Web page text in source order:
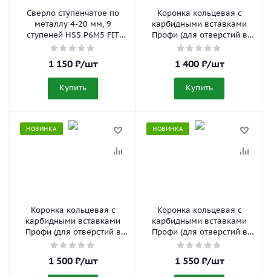
Сверло ступенчатое по
металлу 4-20 мм, 9
ступеней HSS P6M5 FIT
36395
1 150₽/шт
Купить
Коронка кольцевая с
карбидными вставками
Профи (для отверстий в
нержавеющей стали) 50
1 400₽/шт
Купить
НОВИНКА
Коронка кольцевая с
карбидными вставками
Профи (для отверстий в
нержавеющей стали) 60
1 500₽/шт
НОВИНКА
Коронка кольцевая с
карбидными вставками
Профи (для отверстий в
нержавеющей стали) 64
1 550₽/шт